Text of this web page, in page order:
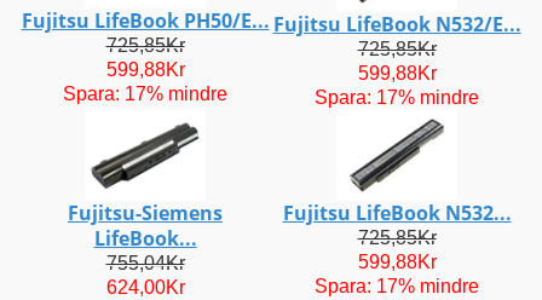
Fujitsu LifeBook PH50/E...
725,85Kr
599,88Kr
Spara: 17% mindre
Fujitsu LifeBook N532/E...
725,85Kr
599,88Kr
Spara: 17% mindre
Fujitsu-Siemens
LifeBook...
755,04Kr
624,00Kr
Fujitsu LifeBook N532...
725,85Kr
599,88Kr
Spara: 17% mindre